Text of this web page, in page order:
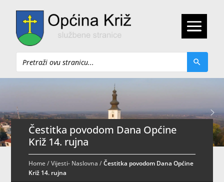
Pretraži
Čestitka povodom Dana Općine
Križ 14. rujna
Home/Vijesti- Naslovna /Čestitka povodom Dana Općine
Križ 14. rujna